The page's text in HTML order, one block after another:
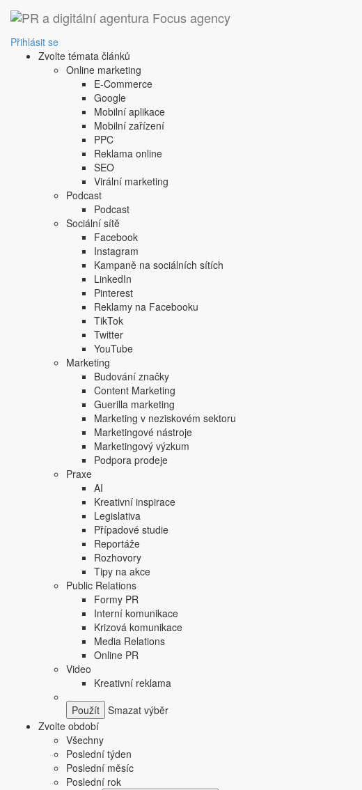
Přihlásit se
Zvolte témata článků
Online marketing
E-Commerce
Google
Mobilní aplikace
Mobilní zařízení
PPC
Reklama online
SEO
Virální marketing
Podcast
Podcast
Sociální sítě
Facebook
Instagram
Kampaně na sociálních sítích
LinkedIn
Pinterest
Reklamy na Facebooku
TikTok
Twitter
YouTube
Marketing
Budování značky
Content Marketing
Guerilla marketing
Marketing v neziskovém sektoru
Marketingové nástroje
Marketingový výzkum
Podpora prodeje
Praxe
AI
Kreativní inspirace
Legislativa
Případové studie
Reportáže
Rozhovory
Tipy na akce
Public Relations
Formy PR
Interní komunikace
Krizová komunikace
Media Relations
Online PR
Video
Kreativní reklama
Smazat výběr
Zvolte období
Všechny
Poslední týden
Poslední měsíc
Poslední rok